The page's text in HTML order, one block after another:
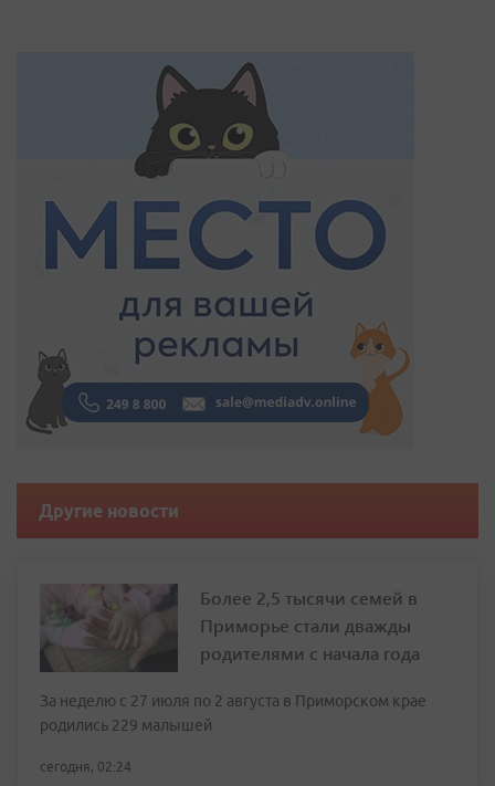
Другие новости
Более 2,5 тысячи семей в
Приморье стали дважды
родителями с начала года
За неделю с 27 июля по 2 августа в Приморском крае
родились 229 малышей
сегодня, 02:24